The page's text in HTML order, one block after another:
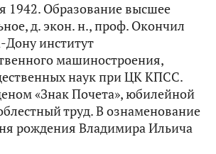
1942. Образование высшее
д. экон. н., проф. Окончил
Дону институт
машиностроения,
наук при ЦК КПСС.
«Знак Почета», юбилейной
труд. В ознаменование
рождения Владимира Ильича